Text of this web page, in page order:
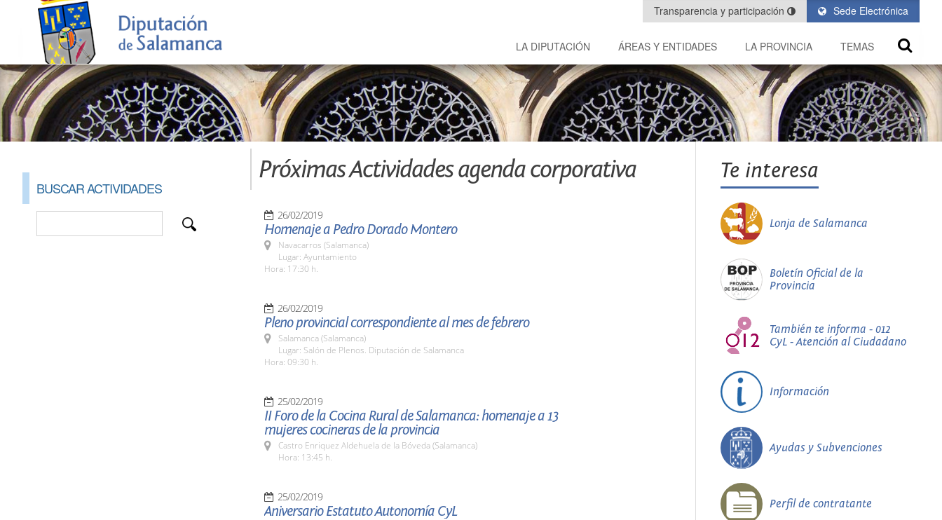
Sede Electrónica
Transparencia y participación
LA DIPUTACIÓN ÁREAS Y ENTIDADES LA PROVINCIA TEMAS
BUSCAR ACTIVIDADES
Próximas Actividades agenda corporativa
26/02/2019
Homenaje a Pedro Dorado Montero
Navacarros (Salamanca)
Lugar: Ayuntamiento
Hora: 17:30 h.
26/02/2019
Pleno provincial correspondiente al mes de febrero
Salamanca (Salamanca)
Lugar: Salón de Plenos. Diputación de Salamanca
Hora: 09:30 h.
25/02/2019
II Foro de la Cocina Rural de Salamanca: homenaje a 13
mujeres cocineras de la provincia
Castro Enriquez Aldehuela de la Bóveda (Salamanca)
Hora: 13:45 h.
25/02/2019
Aniversario Estatuto Autonomía CyL
Te interesa
Lonja de Salamanca
Boletín Oficial de la
Provincia
También te informa - 012
CyL - Atención al Ciudadano
Información
Ayudas y Subvenciones
Perfil de contratante